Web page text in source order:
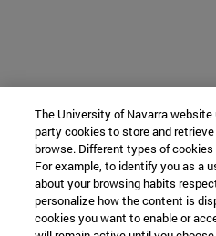
The University of Navarra
party cookies to store and
browse. Different types of
For example, to identify you as a
about your browsing habits
personalize how the content is
cookies you want to enable or